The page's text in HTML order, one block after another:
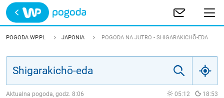
Trwa ładowanie
POLSKA
POGODA WP.PL JAPONIA POGODA NA JUTRO - SHIGARAKICHŌ-EDA
Aktualna pogoda, godz. 8:06 05:12 18:53